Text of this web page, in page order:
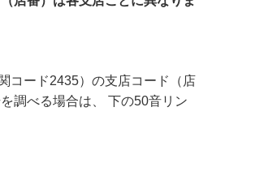
コード2435）の支店コード（店
調べる場合は、 下の50音リン